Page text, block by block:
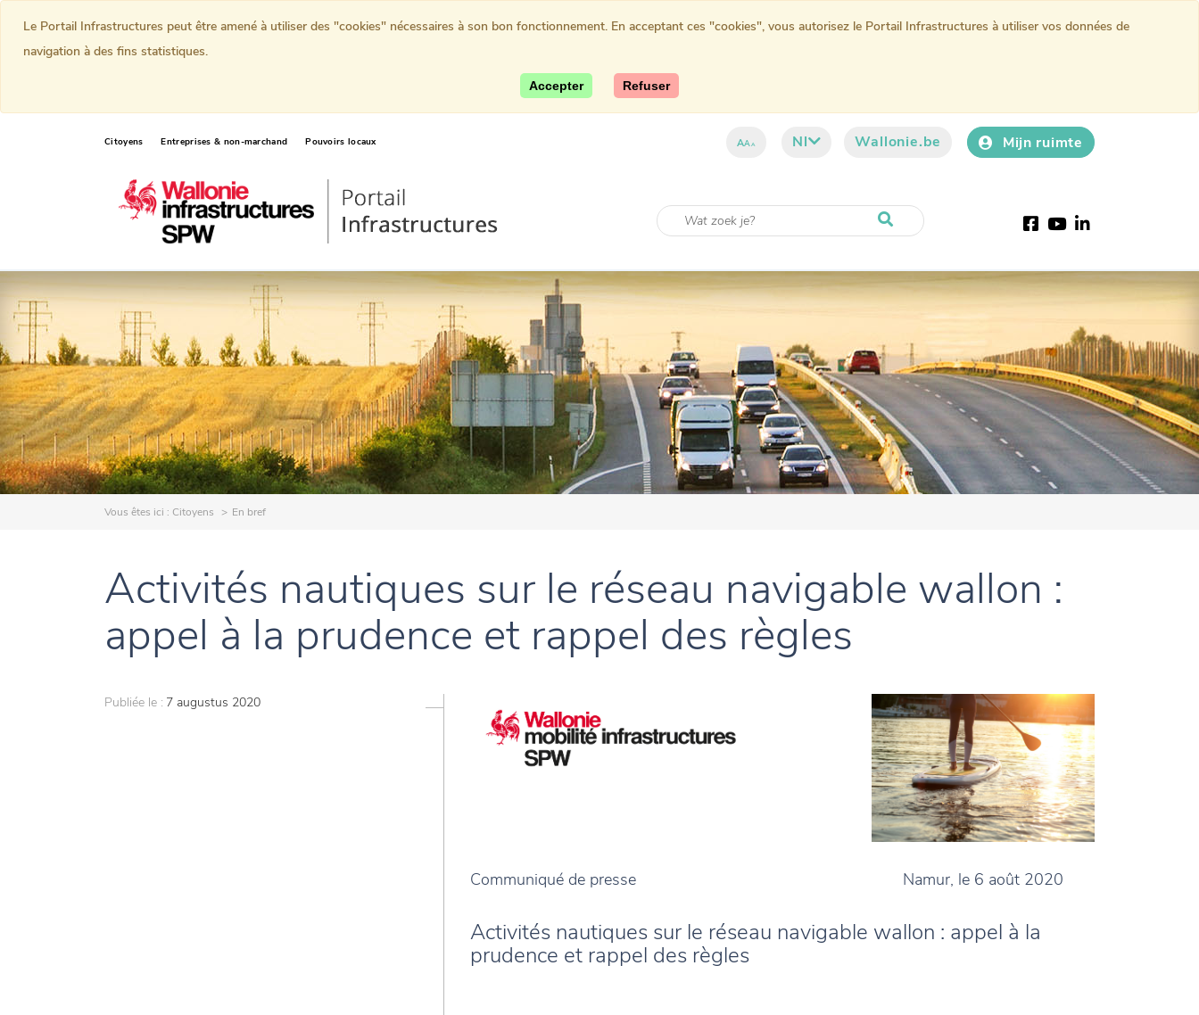
Citoyens Entreprises & non-marchand Pouvoirs locaux AAA Nl Wallonie.be Mijn ruimte
Facebook
YouTube
LinkedIn
Vous êtes ici : Citoyens En bref
Activités nautiques sur le réseau navigable wallon :
appel à la prudence et rappel des règles
Publiée le : 7 augustus 2020
Communiqué de presse Namur, le 6 août 2020
Activités nautiques sur le réseau navigable wallon : appel à la
prudence et rappel des règles
Le Portail Infrastructures peut être amené à utiliser des "cookies" nécessaires à son bon fonctionnement. En acceptant ces "cookies", vous autorisez le Portail Infrastructures à utiliser vos données de
navigation à des fins statistiques.
Accepter Refuser